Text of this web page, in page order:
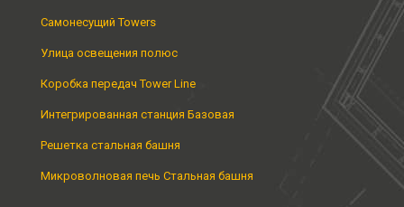
Самонесущий Towers
Улица освещения полюс
Коробка передач Tower Line
Интегрированная станция Базовая
Решетка стальная башня
Микроволновая печь Стальная башня